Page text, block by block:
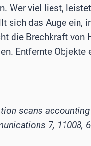
Wer viel liest,
sich das Auge ein,
die Brechkraft von
Entfernte Objekte
scans
7, 11008,